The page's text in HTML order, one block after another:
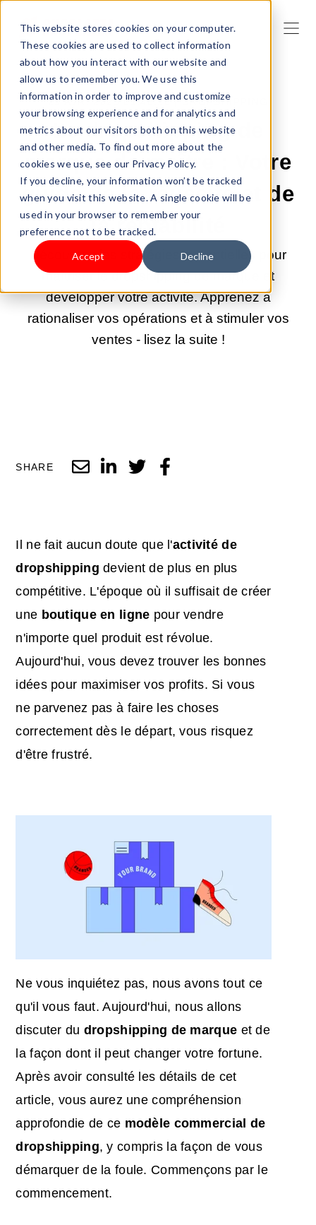
This website stores cookies on your computer.
These cookies are used to collect information
about how you interact with our website and
allow us to remember you. We use this
information in order to improve and customize
your browsing experience and for analytics and
metrics about our visitors both on this website
and other media. To find out more about the
cookies we use, see our Privacy Policy.
If you decline, your information won’t be tracked
when you visit this website. A single cookie will be
used in your browser to remember your
preference not to be tracked.
Accept Decline
29 AVR. 2025 01:48:20 | DROPSHIPPING
Le dropshipping de
marque de maître : Votre
guide de la réussite et de
la rentabilité
Découvrez les stratégies essentielles pour
maîtriser le dropshipping de marque et
développer votre activité. Apprenez à
rationaliser vos opérations et à stimuler vos
ventes - lisez la suite !
SHARE
Il ne fait aucun doute que l'activité de
dropshipping devient de plus en plus
compétitive. L'époque où il suffisait de créer
une boutique en ligne pour vendre
n'importe quel produit est révolue.
Aujourd'hui, vous devez trouver les bonnes
idées pour maximiser vos profits. Si vous
ne parvenez pas à faire les choses
correctement dès le départ, vous risquez
d'être frustré.
Ne vous inquiétez pas, nous avons tout ce
qu'il vous faut. Aujourd'hui, nous allons
discuter du dropshipping de marque et de
la façon dont il peut changer votre fortune.
Après avoir consulté les détails de cet
article, vous aurez une compréhension
approfondie de ce modèle commercial de
dropshipping, y compris la façon de vous
démarquer de la foule. Commençons par le
commencement.